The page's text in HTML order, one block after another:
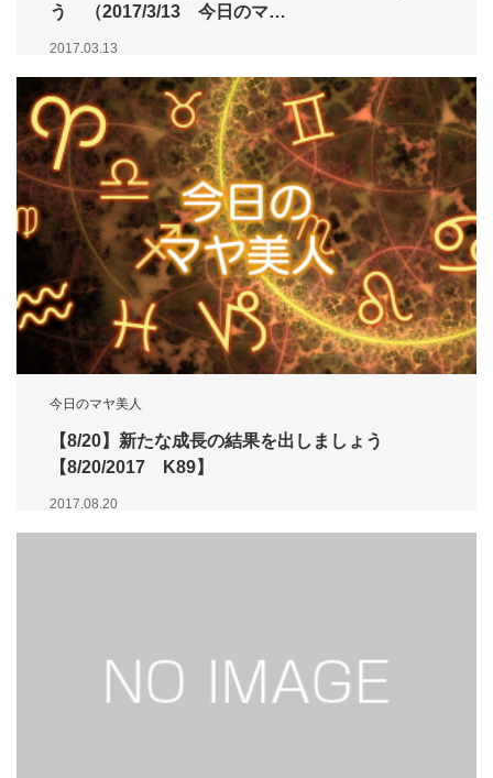
う （2017/3/13 今日のマ…
2017.03.13
今日のマヤ美人
【8/20】新たな成長の結果を出しましょう
【8/20/2017 K89】
2017.08.20